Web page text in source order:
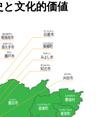
と文化的価値